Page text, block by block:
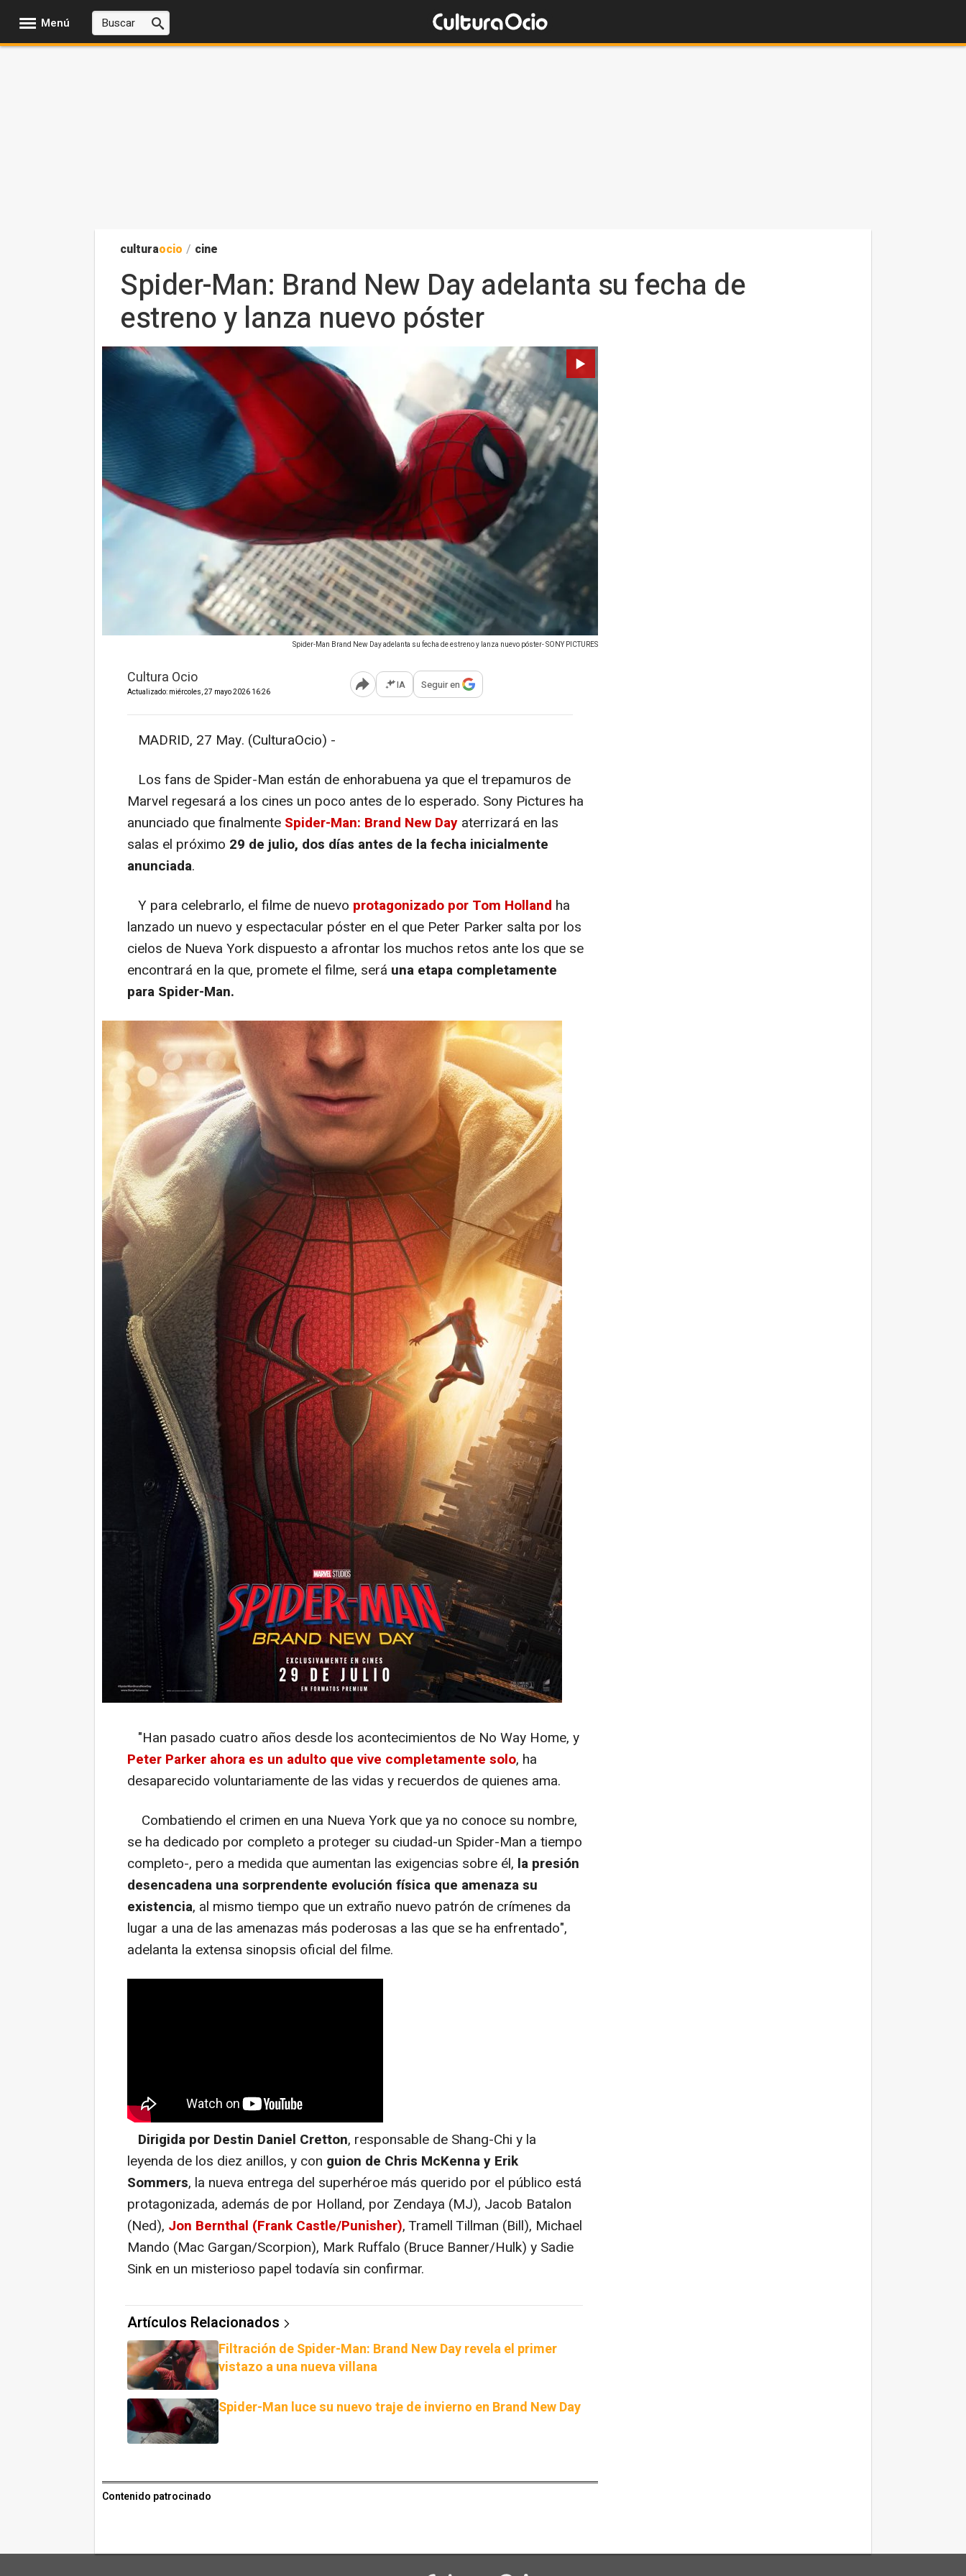
Menú
culturaocio / cine
Spider-Man: Brand New Day adelanta su fecha de
estreno y lanza nuevo póster
Spider-Man Brand New Day adelanta su fecha de estreno y lanza nuevo póster- SONY PICTURES
Cultura Ocio
Actualizado: miércoles, 27 mayo 2026 16:26 Abrir opciones para compartir
IA Seguir en
MADRID, 27 May. (CulturaOcio) -
Los fans de Spider-Man están de enhorabuena ya que el trepamuros de
Marvel regesará a los cines un poco antes de lo esperado. Sony Pictures ha
anunciado que finalmente Spider-Man: Brand New Day aterrizará en las
salas el próximo 29 de julio, dos días antes de la fecha inicialmente
anunciada.
Y para celebrarlo, el filme de nuevo protagonizado por Tom Holland ha
lanzado un nuevo y espectacular póster en el que Peter Parker salta por los
cielos de Nueva York dispuesto a afrontar los muchos retos ante los que se
encontrará en la que, promete el filme, será una etapa completamente
para Spider-Man.
"Han pasado cuatro años desde los acontecimientos de No Way Home, y
Peter Parker ahora es un adulto que vive completamente solo, ha
desaparecido voluntariamente de las vidas y recuerdos de quienes ama.
Combatiendo el crimen en una Nueva York que ya no conoce su nombre,
se ha dedicado por completo a proteger su ciudad-un Spider-Man a tiempo
completo-, pero a medida que aumentan las exigencias sobre él, la presión
desencadena una sorprendente evolución física que amenaza su
existencia, al mismo tiempo que un extraño nuevo patrón de crímenes da
lugar a una de las amenazas más poderosas a las que se ha enfrentado",
adelanta la extensa sinopsis oficial del filme.
Dirigida por Destin Daniel Cretton, responsable de Shang-Chi y la
leyenda de los diez anillos, y con guion de Chris McKenna y Erik
Sommers, la nueva entrega del superhéroe más querido por el público está
protagonizada, además de por Holland, por Zendaya (MJ), Jacob Batalon
(Ned), Jon Bernthal (Frank Castle/Punisher), Tramell Tillman (Bill), Michael
Mando (Mac Gargan/Scorpion), Mark Ruffalo (Bruce Banner/Hulk) y Sadie
Sink en un misterioso papel todavía sin confirmar.
Artículos Relacionados
Filtración de Spider-Man: Brand New Day revela el primer
vistazo a una nueva villana
Spider-Man luce su nuevo traje de invierno en Brand New Day
Contenido patrocinado